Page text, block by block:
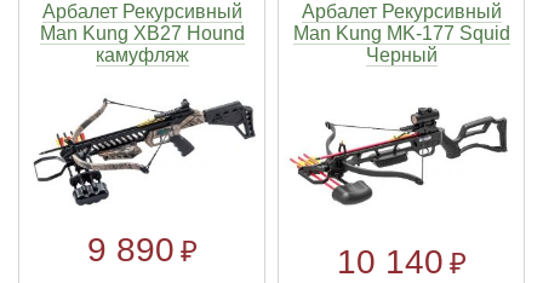
Арбалет Рекурсивный
Man Kung XB27 Hound
камуфляж
9 890 ₽
Арбалет Рекурсивный
Man Kung MK-177 Squid
Черный
10 140 ₽